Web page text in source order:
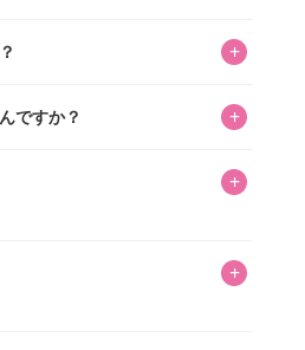
です。運営はキャラグッズコレ
たちは実際に40,000種のキャラグ
+
ほとんど全てのアイテムを購
できます。
ですか？ +
超えるほぼすべての写真も、1枚
撮影したものです。さらに、10
点の新商品を選定・購入する編集
います。
+
ていません。編集長KOSが最終確
います。
+